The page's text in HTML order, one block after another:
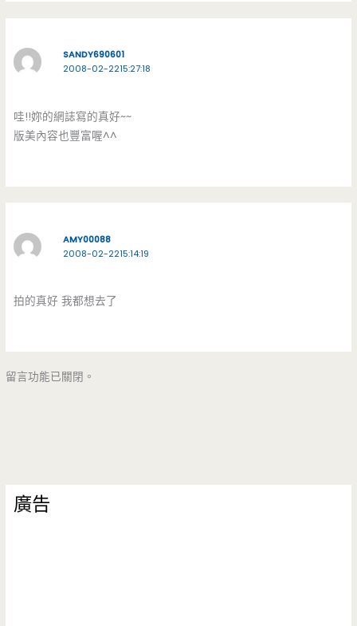
SANDY690601
2008-02-2215:27:18
哇!!妳的網誌寫的真好~~
版美內容也豐富喔^^
AMY00088
2008-02-2215:14:19
拍的真好 我都想去了
留言功能已關閉。
廣告